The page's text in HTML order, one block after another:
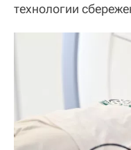
технологии